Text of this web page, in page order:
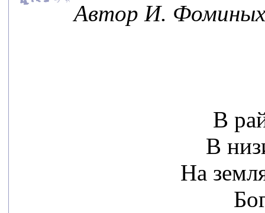
Автор И. Фоминых
В
В
На